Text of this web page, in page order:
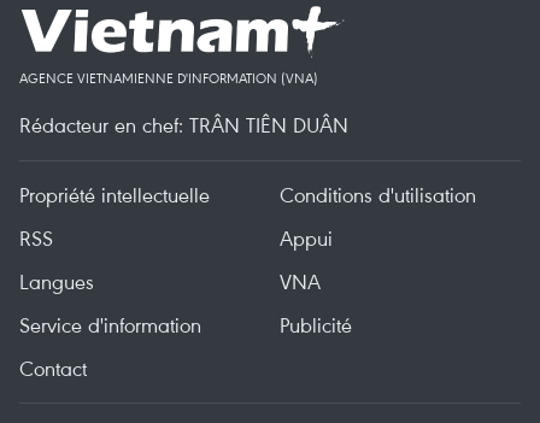
AGENCE VIETNAMIENNE D'INFORMATION (VNA)
Rédacteur en chef: TRÂN TIÊN DUÂN
Propriété intellectuelle
Conditions d'utilisation
RSS
Appui
Langues
VNA
Service d'information
Publicité
Contact